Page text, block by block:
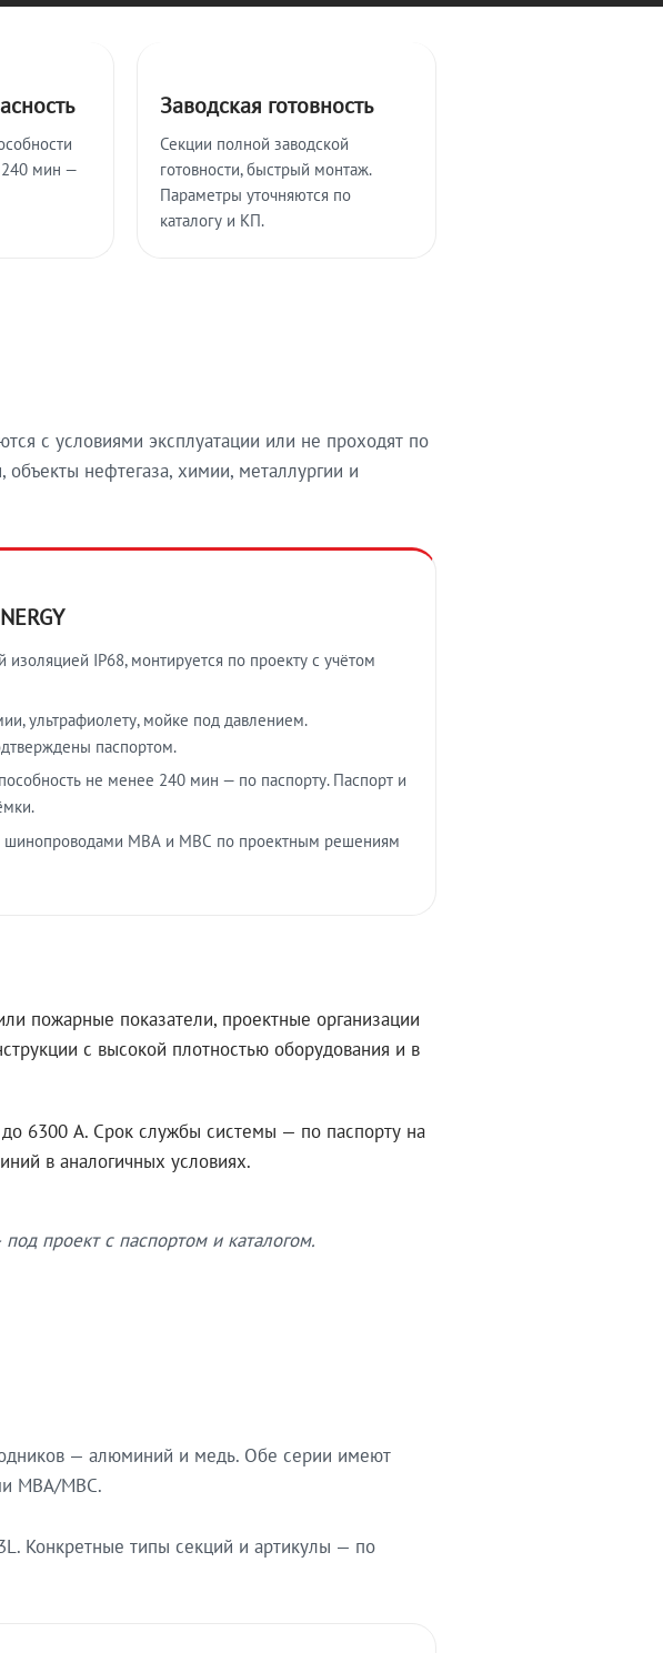
мин —
Заводская готовность
Секции полной заводской
готовности, быстрый монтаж.
Параметры уточняются по
каталогу и КП.
с условиями эксплуатации или не проходят по
нефтегаза, химии, металлургии и
изоляцией IP68, монтируется по проекту с учётом
ультрафиолету, мойке под давлением.
паспортом.
не менее 240 мин — по паспорту. Паспорт и
шинопроводами МВА и МВС по проектным решениям
пожарные показатели, проектные организации
с высокой плотностью оборудования и в
6300 А. Срок службы системы — по паспорту на
в аналогичных условиях.
проект с паспортом и каталогом.
— алюминий и медь. Обе серии имеют
МВА/МВС.
Конкретные типы секций и артикулы — по